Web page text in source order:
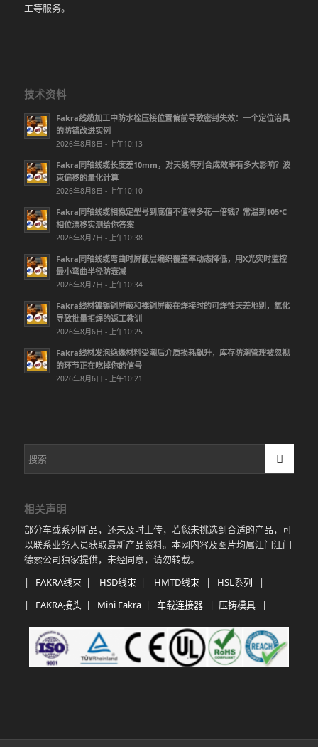
工等服务。
技术资料
Fakra线缆加工中防水栓压接位置偏前导致密封失效：一个定位治具
的防错改进实例
2026年8月8日 - 上午10:13
Fakra同轴线缆长度差10mm，对天线阵列合成效率有多大影响？波
束偏移的量化计算
2026年8月8日 - 上午10:10
Fakra同轴线缆相稳定型号到底值不值得多花一倍钱？常温到105℃
相位漂移实测给你答案
2026年8月7日 - 上午10:38
Fakra同轴线缆弯曲时屏蔽层编织覆盖率动态降低，用X光实时监控
最小弯曲半径防衰减
2026年8月7日 - 上午10:34
Fakra线材镀锡铜屏蔽和裸铜屏蔽在焊接时的可焊性天差地别，氧化
导致批量拒焊的返工教训
2026年8月6日 - 上午10:25
Fakra线材发泡绝缘材料受潮后介质损耗飙升，库存防潮管理被忽视
的环节正在吃掉你的信号
2026年8月6日 - 上午10:21
相关声明
部分车载系列新品，还未及时上传，若您未挑选到合适的产品，可
以联系业务人员获取最新产品资料。本网内容及图片均属江门江门
德索公司独家提供，未经同意，请勿转载。
| FAKRA线束 | HSD线束 | HMTD线束 | HSL系列 |
| FAKRA接头| Mini Fakra| 车载连接器| 压铸模具|